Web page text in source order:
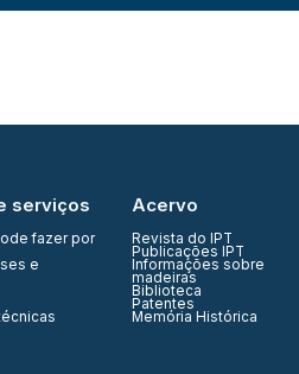
serviços
fazer por
e
Acervo
Revista do IPT
Publicações IPT
Informações sobre
madeiras
Biblioteca
Patentes
Memória Histórica